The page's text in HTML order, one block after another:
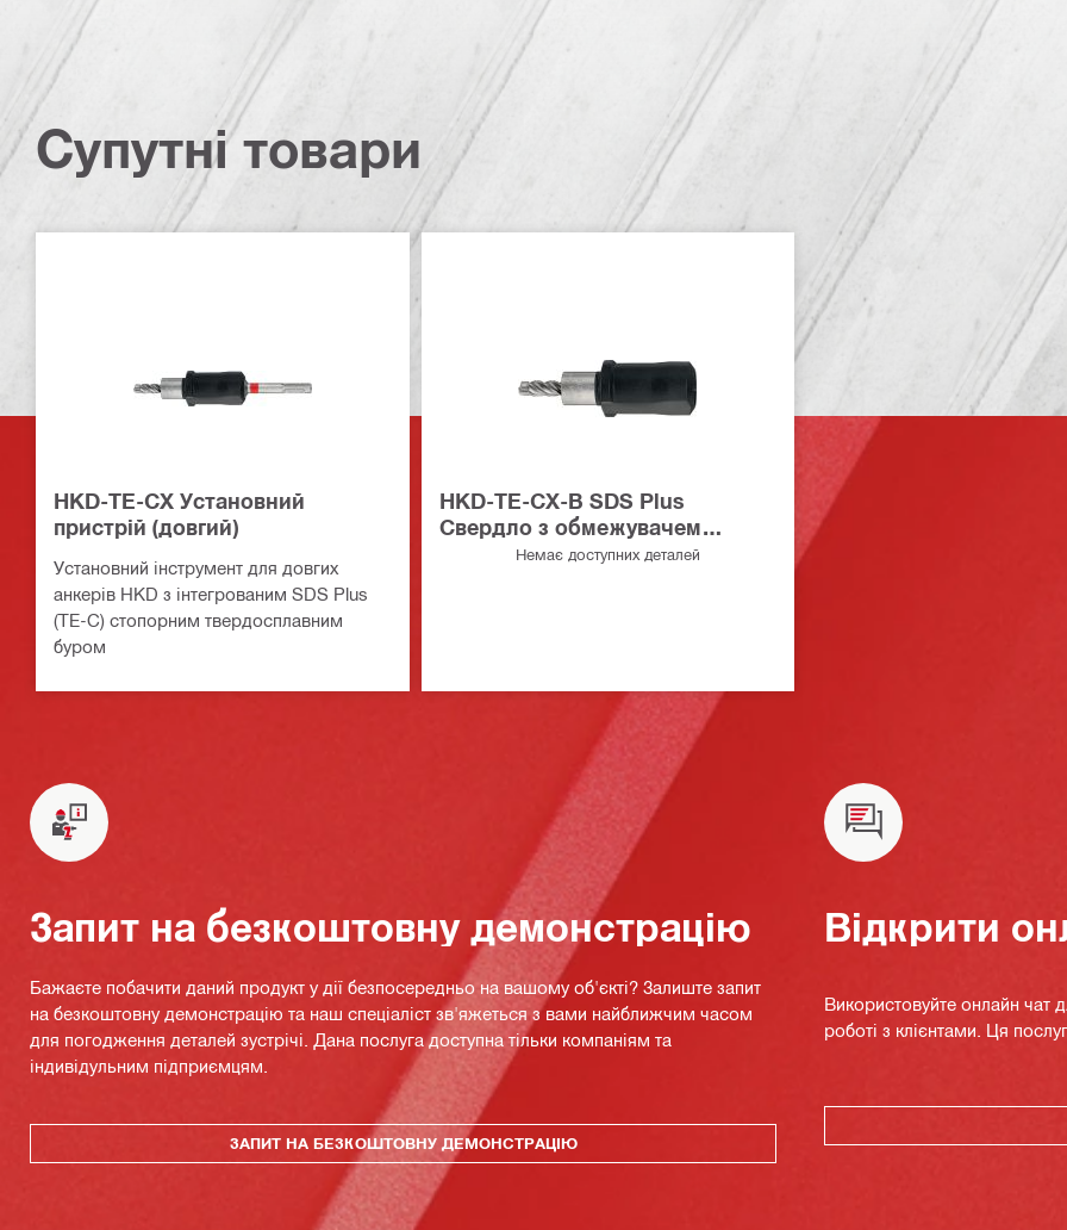
Супутні товари
HKD-TE-CX Установний
пристрій (довгий)
Установний інструмент для довгих
анкерів HKD з інтегрованим SDS Plus
(TE-C) стопорним твердосплавним
буром
HKD-TE-CX-B SDS Plus
Свердло з обмежувачем
Немає доступних деталей
Запит на безкоштовну демонстрацію
Бажаєте побачити даний продукт у дії безпосередньо на вашому об'єкті? Залиште запит
на безкоштовну демонстрацію та наш спеціаліст зв'яжеться з вами найближчим часом
для погодження деталей зустрічі. Дана послуга доступна тільки компаніям та
індивідульним підприємцям.
ЗАПИТ НА БЕЗКОШТОВНУ ДЕМОНСТРАЦІЮ
Відкрити
Використовуйте онлайн чат
роботі з клієнтами. Ця